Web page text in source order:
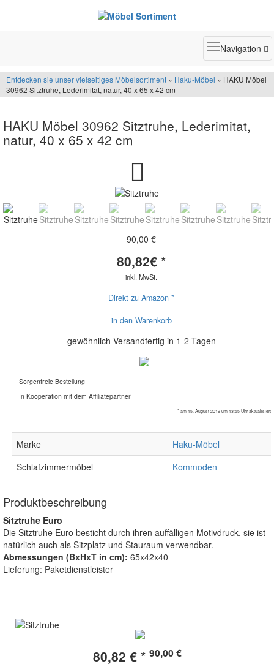
Toggle
Navigation
Entdecken sie unser vielseitiges Möbelsortiment » Haku-Möbel » HAKU Möbel
30962 Sitztruhe, Lederimitat, natur, 40 x 65 x 42 cm
HAKU Möbel 30962 Sitztruhe, Lederimitat,
natur, 40 x 65 x 42 cm
90,00 €
80,82€ *
inkl. MwSt.
Direkt zu Amazon *
in den Warenkorb
gewöhnlich Versandfertig in 1-2 Tagen
Sorgenfreie Bestellung
In Kooperation mit dem Affiliatepartner
* am 15. August 2019 um 13:55 Uhr aktualisiert
Marke
Haku-Möbel
Schlafzimmermöbel
Kommoden
Produktbeschreibung
Sitztruhe Euro
Die Sitztruhe Euro besticht durch ihren auffälligen Motivdruck, sie ist
natürlich auch als Sitzplatz und Stauraum verwendbar.
Abmessungen (BxHxT in cm): 65x42x40
Lieferung: Paketdienstleister
80,82 € * 90,00 €